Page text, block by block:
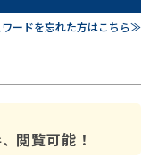
ワードを忘れた方はこちら≫
閲覧可能！